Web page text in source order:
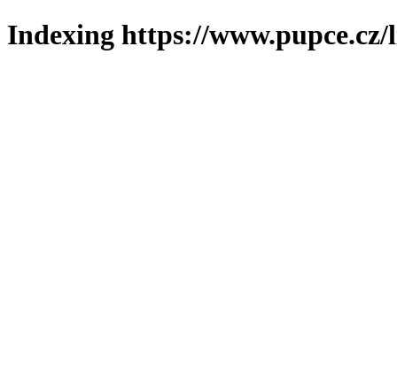
Indexing https://www.pupce.cz/